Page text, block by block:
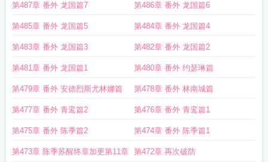
第487章 番外 龙国篇7 第486章 番外 龙国篇6
第485章 番外 龙国篇5 第484章 番外 龙国篇4
第483章 番外 龙国篇3 第482章 番外 龙国篇2
第481章 番外 龙国篇1 第480章 番外 约瑟琳篇
第479章 番外 安德烈斯尤林娜篇 第478章 番外 林南城篇
第477章 番外 青鸾篇2 第476章 番外 青鸾篇1
第475章 番外 陈季篇2 第474章 番外 陈季篇1
第473章 陈季苏醒终章加更第11章 第472章 再次破防